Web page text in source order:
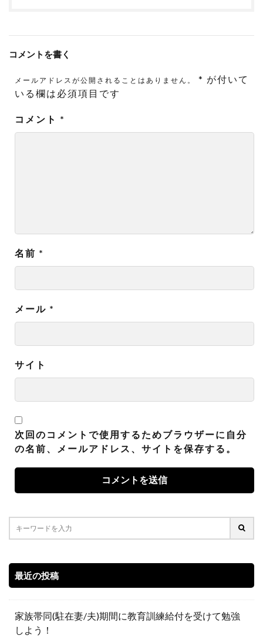
コメントを書く
メールアドレスが公開されることはありません。 * が付いて
いる欄は必須項目です
コメント *
名前 *
メール *
サイト
次回のコメントで使用するためブラウザーに自分
の名前、メールアドレス、サイトを保存する。
最近の投稿
家族帯同(駐在妻/夫)期間に教育訓練給付を受けて勉強
しよう！